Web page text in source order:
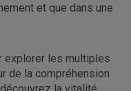
et que dans une
explorer les multiples
de la compréhension